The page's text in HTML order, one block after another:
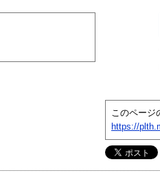
このページ
https://